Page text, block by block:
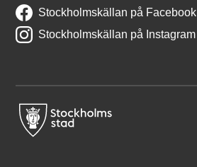
Stockholmskällan på Facebook
Stockholmskällan på Instagram